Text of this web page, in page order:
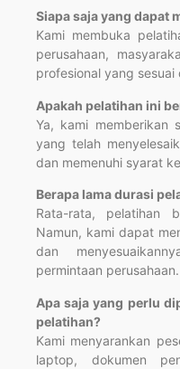
Siapa saja yang dapat
Kami membuka
perusahaan,
profesional yang
Apakah pelatihan ini
Ya, kami memberikan
yang telah
dan memenuhi syarat
Berapa lama durasi
Rata-rata, pelatihan
Namun, kami dapat
dan
permintaan perusahaan.
Apa saja yang perlu
pelatihan?
Kami menyarankan
laptop, dokumen